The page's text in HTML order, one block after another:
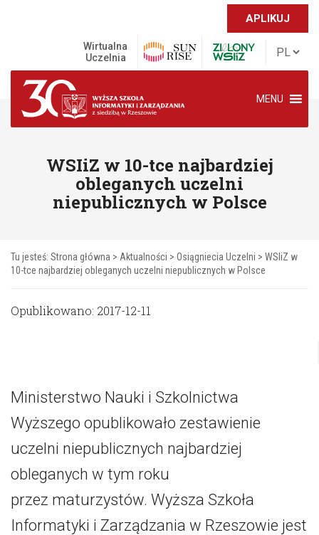
APLIKUJ
Wirtualna
Uczelnia
MENU
WSIiZ w 10-tce najbardziej
obleganych uczelni
niepublicznych w Polsce
Tu jesteś: Strona główna > Aktualności > Osiągniecia Uczelni > WSIiZ w
10-tce najbardziej obleganych uczelni niepublicznych w Polsce
Opublikowano: 2017-12-11
Ministerstwo Nauki i Szkolnictwa
Wyższego opublikowało zestawienie
uczelni niepublicznych najbardziej
obleganych w tym roku
przez maturzystów. Wyższa Szkoła
Informatyki i Zarządzania w Rzeszowie jest